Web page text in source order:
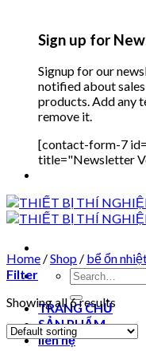
Sign up for
Signup for our
notified about
products. Add any
remove it.
[contact-form-7
title="Newsletter
Search
for:
TRANG CHỦ
SẢN PHẨM
liên hệ
Home /Shop / bể ổn
Filter
Showing all 6 results